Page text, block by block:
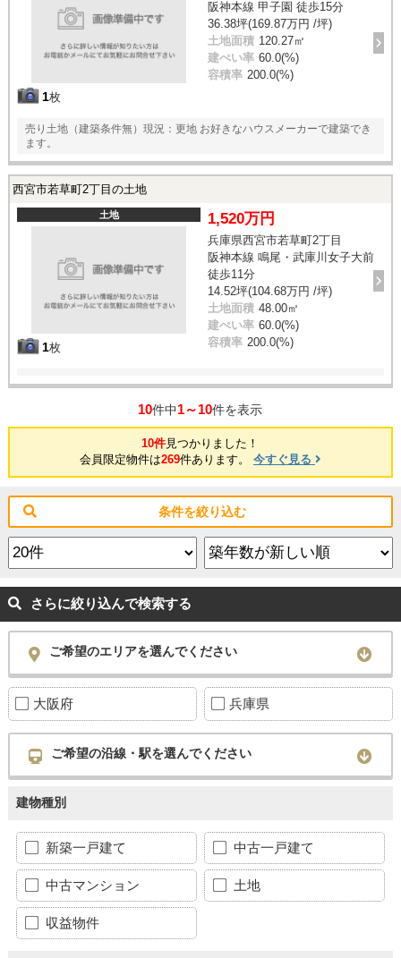
1枚
阪神本線 甲子園 徒歩15分
36.38坪(169.87万円 /坪)
土地面積 120.27㎡
建ぺい率 60.0(%)
容積率 200.0(%)
売り土地（建築条件無）現況：更地 お好きなハウスメーカーで建築でき
ます。
西宮市若草町2丁目の土地
土地
1枚
1,520万円
兵庫県西宮市若草町2丁目
阪神本線 鳴尾・武庫川女子大前
徒歩11分
14.52坪(104.68万円 /坪)
土地面積 48.00㎡
建ぺい率 60.0(%)
容積率 200.0(%)
10件中1～10件を表示
10件見つかりました！
会員限定物件は269件あります。 今すぐ見る
条件を絞り込む
さらに絞り込んで検索する
ご希望のエリアを選んでください
大阪府 兵庫県
ご希望の沿線・駅を選んでください
建物種別
新築一戸建て 中古一戸建て
中古マンション 土地
収益物件